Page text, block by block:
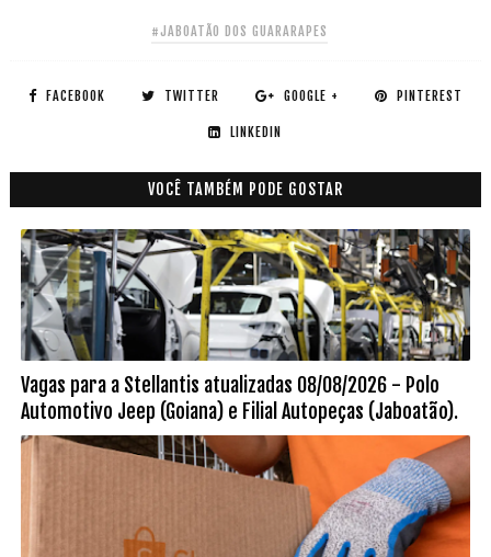
#JABOATÃO DOS GUARARAPES
FACEBOOK TWITTER GOOGLE + PINTEREST
LINKEDIN
VOCÊ TAMBÉM PODE GOSTAR
Vagas para a Stellantis atualizadas 08/08/2026 - Polo
Automotivo Jeep (Goiana) e Filial Autopeças (Jaboatão).